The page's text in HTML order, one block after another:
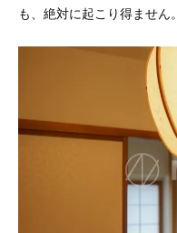
も、絶対に起こり得ません。